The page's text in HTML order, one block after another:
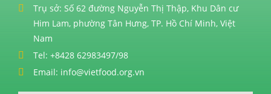
Trụ sở: Số 62 đường Nguyễn Thị Thập, Khu Dân cư
Him Lam, phường Tân Hưng, TP. Hồ Chí Minh, Việt
Nam
Tel: +8428 62983497/98
Email: info@vietfood.org.vn